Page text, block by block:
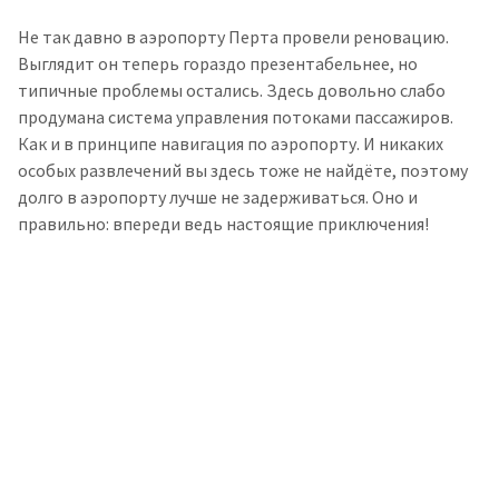
Не так давно в аэропорту Перта провели реновацию.
Выглядит он теперь гораздо презентабельнее, но
типичные проблемы остались. Здесь довольно слабо
продумана система управления потоками пассажиров.
Как и в принципе навигация по аэропорту. И никаких
особых развлечений вы здесь тоже не найдёте, поэтому
долго в аэропорту лучше не задерживаться. Оно и
правильно: впереди ведь настоящие приключения!